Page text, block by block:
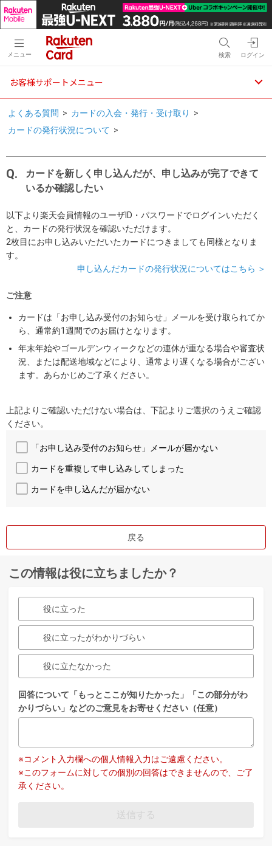
メニュー 検索 ログイン
お客様サポートメニュー
よくある質問 > カードの入会・発行・受け取り
>
カードの発行状況について >
カードを新しく申し込んだが、申し込みが完了できて
いるか確認したい
以下より楽天会員情報のユーザID・パスワードでログインいただく
と、カードの発行状況を確認いただけます。
2枚目にお申し込みいただいたカードにつきましても同様となりま
す。
申し込んだカードの発行状況についてはこちら ＞
ご注意
カードは「お申し込み受付のお知らせ」メールを受け取られてか
ら、通常約1週間でのお届けとなります。
年末年始やゴールデンウィークなどの連休が重なる場合や審査状
況、または配送地域などにより、通常より遅くなる場合がござい
ます。あらかじめご了承ください。
上記よりご確認いただけない場合は、下記よりご選択のうえご確認
ください。
「お申し込み受付のお知らせ」メールが届かない
カードを重複して申し込みしてしまった
カードを申し込んだが届かない
戻る
この情報は役に立ちましたか？
役に立った
役に立ったがわかりづらい
役に立たなかった
回答について「もっとここが知りたかった」「この部分がわ
かりづらい」などのご意見をお寄せください（任意）
※コメント入力欄への個人情報入力はご遠慮ください。
※このフォームに対しての個別の回答はできませんので、ご了
承ください。
送信する